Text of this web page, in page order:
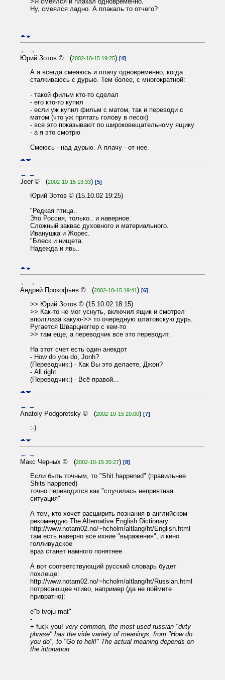
Ну, смеялся ладно. А плакаль то отчего?
← →
Юрий Зотов © (2002-10-15 19:25) [4]
А я всегда смеяюсь и плачу одновременно, когда
сталкиваюсь с дурью. Тем более, с многократной:
- такой фильм кто-то сделал
- его кто-то купил
- если уж купил фильм с матом, так и переводи с
матом (что уж прятать голову в песок)
- все это показывают по широковещательному ящику
- а я это смотрю
Смеюсь - над дурью. А плачу - от нее.
← →
Jeer © (2002-10-15 19:33) [5]
Юрий Зотов © (15.10.02 19:25)
"Редкая птица..
Это Россия, только.. и наверное.
Сложный заквас духовного и материального.
Иванушка и Жорес.
"Блеск и нищета.
Надежда и явь..
← →
Андрей Прокофьев © (2002-10-15 19:41) [6]
>> Юрий Зотов © (15.10.02 18:15)
>> Как-то не мог уснуть, включил ящик и смотрел
вполглаза какую->> то очередную штатовскую дурь.
Ругается Шварцнеггер с кем-то
>> там еще, а переводчик все это переводит.
На этот счет есть один анекдот
- How do you do, Jonh?
(Переводчик:) - Как Вы это делаете, Джон?
- Аll right.
(Переводчик:) - Всё правой...
← →
Anatoly Podgoretsky © (2002-10-15 20:00) [7]
:-)
← →
Макс Черных © (2002-10-15 20:27) [8]
Если быть точным, то "Shit happened" (правильнее
Shits happened)
точно переводится как "случилась неприятная
ситуация"
А тем, кто хочет расширить познания в английском
рекомендую The Alternative English Dictionary:
http://www.notam02.no/~hcholm/altlang/ht/English.html
там есть наверно все ихние "выражения", и кино
голливудское
враз станет намного понятнее
А вот соответствующий русский словарь будет
похлеще:
http://www.notam02.no/~hcholm/altlang/ht/Russian.html
потрясающее чтиво, например (да не поймите
привратно):
e"b tvoju mat"
-
+ fuck you! very common, the most used russian "dirty
phrase" has the vide variety of meanings, from "How do
you do", to "Go to hell!" The actual meaning depends on
the intonation